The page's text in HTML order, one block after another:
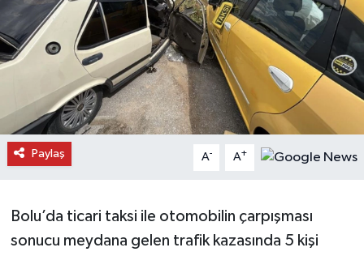
Paylaş A- A+
Bolu’da ticari taksi ile otomobilin çarpışması
sonucu meydana gelen trafik kazasında 5 kişi
Devrekani Haberleri
Doğanyurt Haberleri
Hanönü Haberleri
İhsangazi Haberleri
Küre Haberleri